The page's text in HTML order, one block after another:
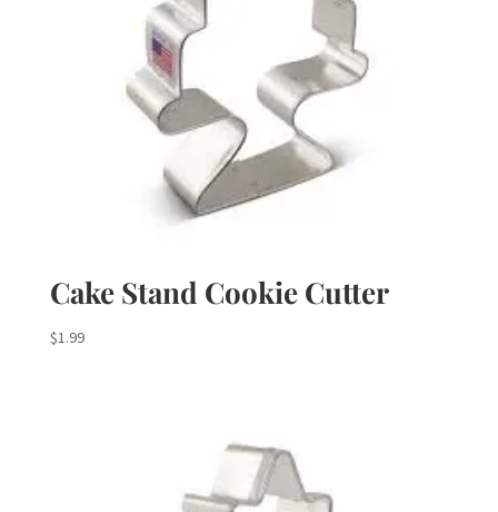
Cake Stand Cookie Cutter
$1.99